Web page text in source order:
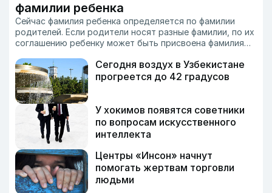
фамилии ребенка
Сейчас фамилия ребенка определяется по фамилии
родителей. Если родители носят разные фамилии, по их
соглашению ребенку может быть присвоена фамилия
может быть дана фамилия по имени деда в
соответствии с национальными традициями.
Сегодня воздух в Узбекистане
прогреется до 42 градусов
У хокимов появятся советники
по вопросам искусственного
интеллекта
Центры «Инсон» начнут
помогать жертвам торговли
людьми